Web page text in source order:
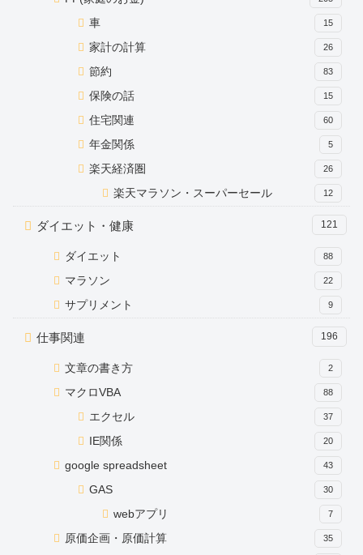
車 15
家計の計算 26
節約 83
保険の話 15
住宅関連 60
年金関係 5
楽天経済圏 26
楽天マラソン・スーパーセール 12
ダイエット・健康 121
ダイエット 88
マラソン 22
サプリメント 9
仕事関連 196
文章の書き方 2
マクロVBA 88
エクセル 37
IE関係 20
google spreadsheet 43
GAS 30
webアプリ 7
原価企画・原価計算 35